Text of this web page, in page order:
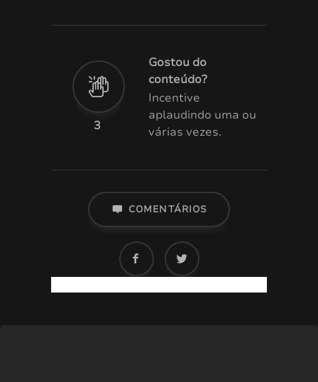
3
Gostou do
conteúdo?
Incentive
aplaudindo uma ou
várias vezes.
COMENTÁRIOS